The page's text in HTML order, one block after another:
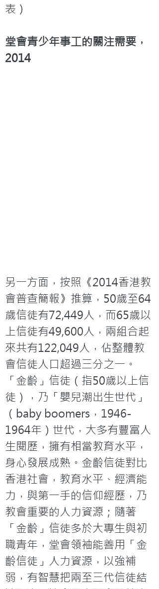
表）
堂會青少年事工的關注需要，
2014
另一方面，按照《2014香港教
會普查簡報》推算，50歲至64
歲信徒有72,449人，而65歲以
上信徒有49,600人，兩組合起
來共有122,049人，佔整體教
會信徒人口超過三分之一。
「金齡」信徒（指50歲以上信
徒），乃「嬰兒潮出生世代」
（baby boomers，1946-
1964年）世代，大多有豐富人
生閱歷，擁有相當教育水平，
身心發展成熟。金齡信徒對比
香港社會，教育水平、經濟能
力，與第一手的信仰經歷，乃
教會重要的人力資源；隨著
「金齡」信徒多於大專生與初
職青年，堂會領袖能善用「金
齡信徒」人力資源，以強補
弱，有智慧把兩至三代信徒結